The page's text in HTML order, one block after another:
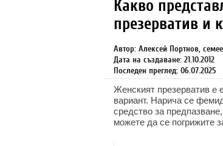
Какво
презерватив и
Автор: Алексей Портнов,
Дата на създаване: 21.10.2012
Последен преглед: 06.07.2025
Женският презерватив е
вариант. Нарича се
средство за
можете да се погрижите